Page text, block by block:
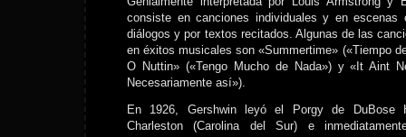
consiste en canciones individuales y en escenas
diálogos y por textos recitados. Algunas de las
en éxitos musicales son «Summertime» («Tiempo
O Nuttin» («Tengo Mucho de Nada») y «It Aint
Necesariamente así»).
En 1926, Gershwin leyó el Porgy de DuBose
Charleston (Carolina del Sur) e